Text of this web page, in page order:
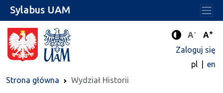
Tryb
A- A+
Zaloguj się
pl
en
Strona główna
Wydział Historii
Sylabus UAM